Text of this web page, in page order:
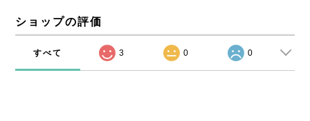
ショップの評価
すべて 3 0 0